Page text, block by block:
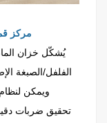
"مركز
ويمكن